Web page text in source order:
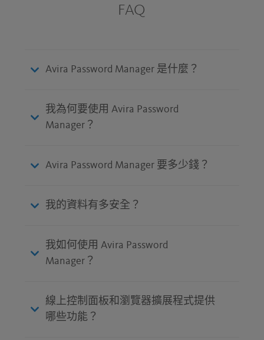
FAQ
Avira Password Manager 是什麼？
我為何要使用 Avira Password
Manager？
Avira Password Manager 要多少錢？
我的資料有多安全？
我如何使用 Avira Password
Manager？
線上控制面板和瀏覽器擴展程式提供
哪些功能？